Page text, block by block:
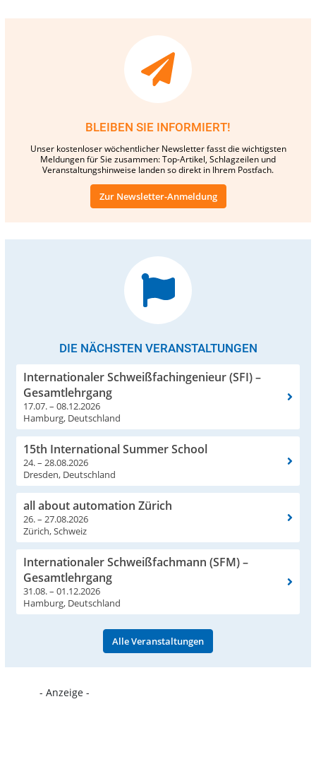
BLEIBEN SIE INFORMIERT!
Unser kostenloser wöchentlicher Newsletter fasst die wichtigsten
Meldungen für Sie zusammen: Top-Artikel, Schlagzeilen und
Veranstaltungshinweise landen so direkt in Ihrem Postfach.
Zur Newsletter-Anmeldung
DIE NÄCHSTEN VERANSTALTUNGEN
Internationaler Schweißfachingenieur (SFI) –
Gesamtlehrgang
17.07. – 08.12.2026
Hamburg, Deutschland
15th International Summer School
24. – 28.08.2026
Dresden, Deutschland
all about automation Zürich
26. – 27.08.2026
Zürich, Schweiz
Internationaler Schweißfachmann (SFM) –
Gesamtlehrgang
31.08. – 01.12.2026
Hamburg, Deutschland
Alle Veranstaltungen
- Anzeige -